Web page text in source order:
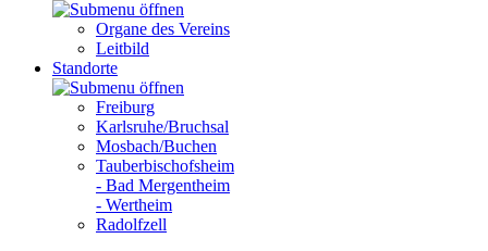
Organe des Vereins
Leitbild
Standorte
Freiburg
Karlsruhe/Bruchsal
Mosbach/Buchen
Tauberbischofsheim
- Bad Mergentheim
- Wertheim
Radolfzell